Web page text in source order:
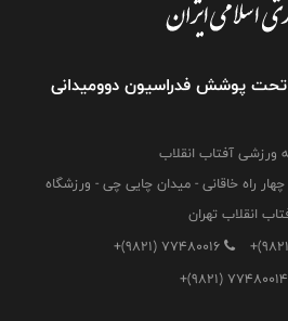
پوشش فدراسیون دوومیدانی
ورزشی آفتاب انقلاب
چهار راه خاقانی - میدان چایی چی - ورزشگاه
انقلاب تهران
+(9821) 77480016
+(9821) 77480014